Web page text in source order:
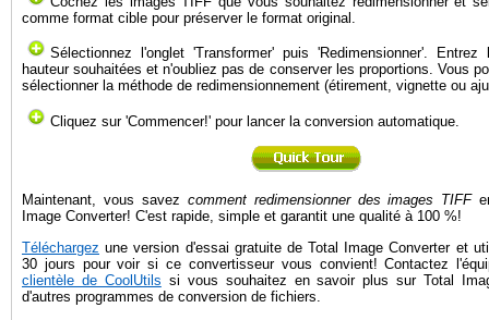
comme format cible pour préserver le format original.
Sélectionnez l'onglet 'Transformer' puis 'Redimensionner'.
hauteur souhaitées et n'oubliez pas de conserver les proportions. Vous
sélectionner la méthode de redimensionnement (étirement, vignette ou
Cliquez sur 'Commencer!' pour lancer la conversion automatique.
Maintenant, vous savez comment redimensionner des images TIFF
Image Converter! C'est rapide, simple et garantit une qualité à 100 %!
Téléchargez une version d'essai gratuite de Total Image Converter et
30 jours pour voir si ce convertisseur vous convient! Contactez
clientèle de CoolUtils si vous souhaitez en savoir plus sur Total
d'autres programmes de conversion de fichiers.